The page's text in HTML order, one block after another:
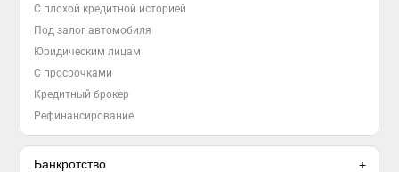
С плохой кредитной историей
Под залог автомобиля
Юридическим лицам
С просрочками
Кредитный брокер
Рефинансирование
Банкротство